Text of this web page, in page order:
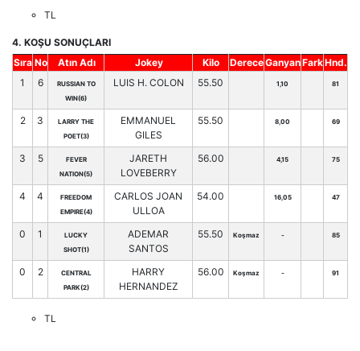
TL
4. KOŞU SONUÇLARI
Sıra No Atın Adı Jokey Kilo DereceGanyanFarkHnd.
1
6
RUSSIAN TO
WIN(6)
LUIS H. COLON 55.50 1,10 81
2 3
LARRY THE
POET(3)
EMMANUEL
GILES
55.50 8,00 69
3 5
FEVER
NATION(5)
JARETH
LOVEBERRY
56.00 4,15 75
4 4
FREEDOM
EMPIRE(4)
CARLOS JOAN
ULLOA
54.00 16,05 47
0 1
LUCKY
SHOT(1)
ADEMAR
SANTOS
55.50 Koşmaz - 85
0 2
CENTRAL
PARK(2)
HARRY
HERNANDEZ
56.00 Koşmaz - 91
TL